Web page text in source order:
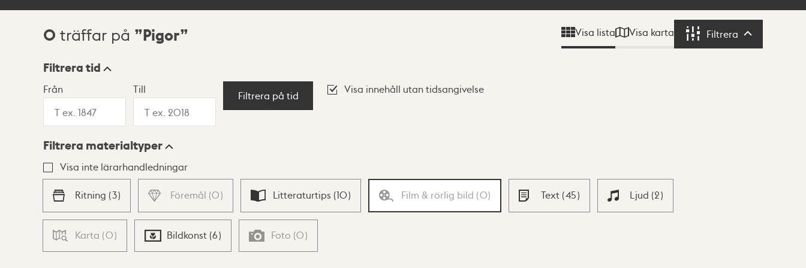
Sökresultat
0 träffar på Pigor Visa lista Visa karta Filtrera Filtrera
Visningsläge
Lista Karta
Filtrera tid
Från Till
Filtrera på tid
Visa innehåll utan tidsangivelse
Filtrera materialtyper
Visa inte lärarhandledningar
Ritning (3) Föremål (0) Litteraturtips (10) Film & rörlig bild (0) Text (45) Ljud (2)
Karta (0) Bildkonst (6) Foto (0)